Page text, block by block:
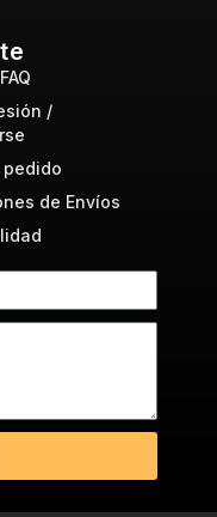
/
pedido
de Envíos